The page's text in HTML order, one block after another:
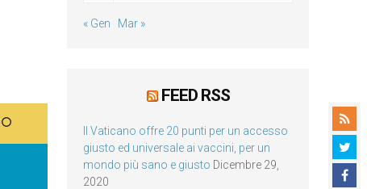
« Gen Mar »
FEED RSS
Il Vaticano offre 20 punti per un accesso
giusto ed universale ai vaccini, per un
mondo più sano e giusto Dicembre 29,
2020